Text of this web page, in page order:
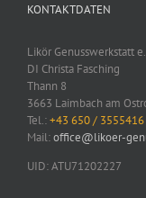
KONTAKTDATEN
Likör Genusswerkstatt
DI Christa Fasching
Thann 8
3663 Laimbach am
Tel.:+43 650 / 3555416
Mail:office@likoer-
UID: ATU71202227